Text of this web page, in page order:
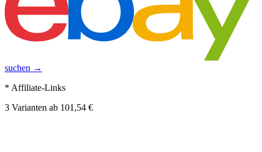
suchen →
* Affiliate-Links
3 Varianten ab 101,54 €